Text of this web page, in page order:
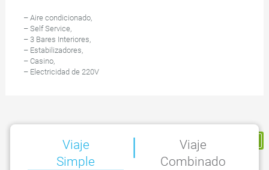
– Aire condicionado,
– Self Service,
– 3 Bares Interiores,
– Estabilizadores,
– Casino,
– Electricidad de 220V
Mi Reserva
Viaje
Simple
|
Viaje
Combinado